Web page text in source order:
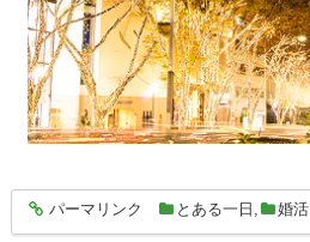
entry319
パーマリンク とある一日 , 婚活